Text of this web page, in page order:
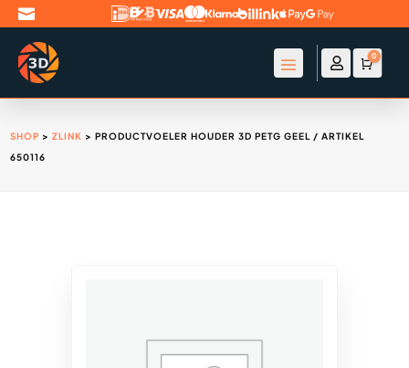

 Account
0
SHOP >ZLINK > PRODUCTVOELER HOUDER 3D PETG GEEL / ARTIKEL
650116